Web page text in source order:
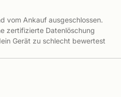
vom Ankauf ausgeschlossen.
zertifizierte Datenlöschung
Gerät zu schlecht bewertest